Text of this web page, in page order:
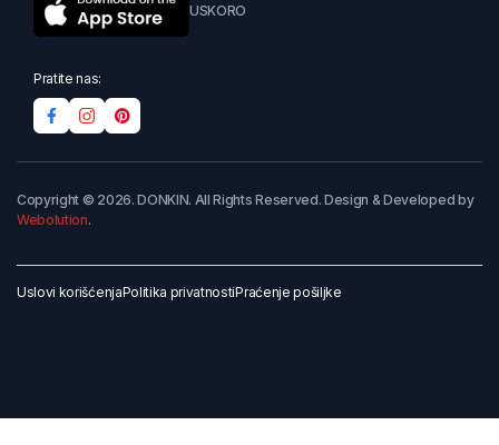
USKORO
Pratite nas:
Copyright © 2026. DONKIN. All Rights Reserved. Design & Developed by
Webolution.
Uslovi korišćenjaPolitika privatnostiPraćenje pošiljke